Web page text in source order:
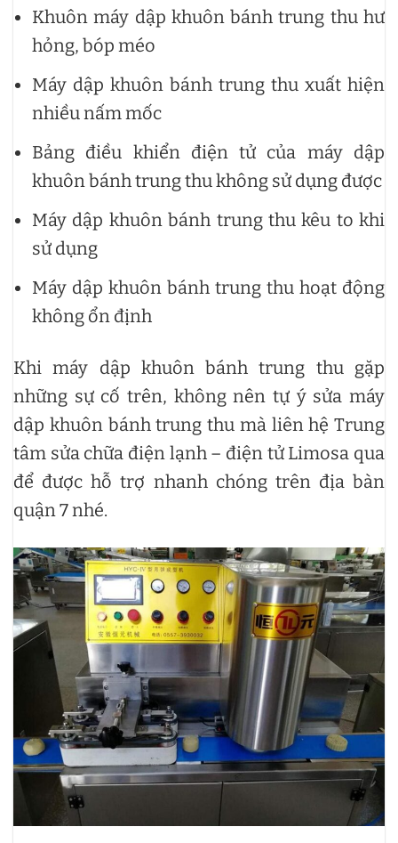
Khuôn máy dập khuôn bánh trung thu hư
hỏng, bóp méo
Máy dập khuôn bánh trung thu xuất hiện
nhiều nấm mốc
Bảng điều khiển điện tử của máy dập
khuôn bánh trung thu không sử dụng được
Máy dập khuôn bánh trung thu kêu to khi
sử dụng
Máy dập khuôn bánh trung thu hoạt động
không ổn định
Khi máy dập khuôn bánh trung thu gặp
những sự cố trên, không nên tự ý sửa máy
dập khuôn bánh trung thu mà liên hệ Trung
tâm sửa chữa điện lạnh – điện tử Limosa qua
để được hỗ trợ nhanh chóng trên địa bàn
quận 7 nhé.